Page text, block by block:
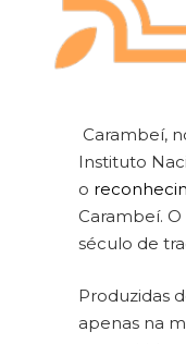
Carambeí,
Instituto
o
Carambeí.
século de
Produzidas
apenas na